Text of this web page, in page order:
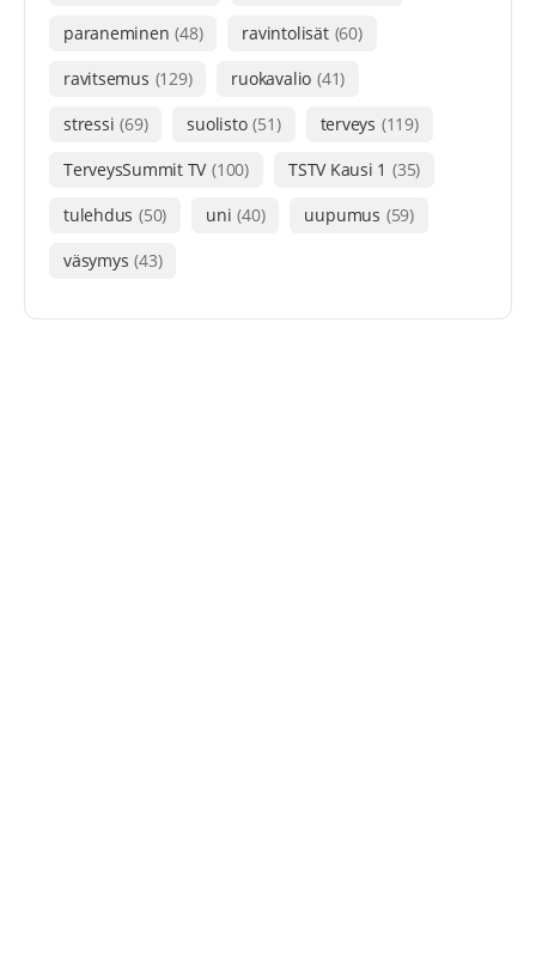
paraneminen (48) ravintolisät (60)
ravitsemus (129) ruokavalio (41)
stressi (69) suolisto (51) terveys (119)
TerveysSummit TV (100) TSTV Kausi 1 (35)
tulehdus (50) uni (40) uupumus (59)
väsymys (43)